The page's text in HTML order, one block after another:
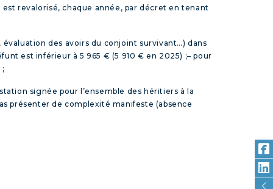
revalorisé, chaque année, par décret en tenant
des avoirs du conjoint survivant…) dans
est inférieur à 5 965 € (5 910 € en 2025) ;– pour
;
signée pour l’ensemble des héritiers à la
présenter de complexité manifeste (absence